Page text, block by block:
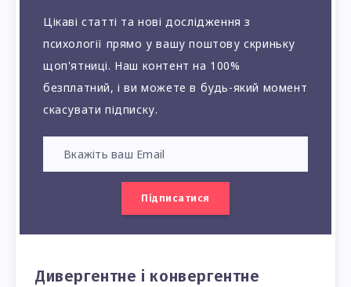
Цікаві статті та нові дослідження з
психології прямо у вашу поштову скриньку
щоп'ятниці. Наш контент на 100%
безплатний, і ви можете в будь-який момент
скасувати підписку.
Підписатися
Дивергентне і конвергентне